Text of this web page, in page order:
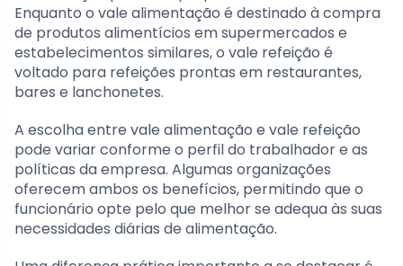
Enquanto o vale alimentação é destinado à compra
de produtos alimentícios em supermercados e
estabelecimentos similares, o vale refeição é
voltado para refeições prontas em restaurantes,
bares e lanchonetes.
A escolha entre vale alimentação e vale refeição
pode variar conforme o perfil do trabalhador e as
políticas da empresa. Algumas organizações
oferecem ambos os benefícios, permitindo que o
funcionário opte pelo que melhor se adequa às suas
necessidades diárias de alimentação.